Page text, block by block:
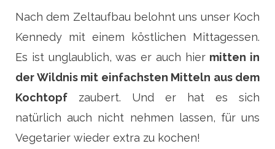
Nach dem Zeltaufbau belohnt uns unser Koch
Kennedy mit einem köstlichen Mittagessen.
Es ist unglaublich, was er auch hier mitten in
der Wildnis mit einfachsten Mitteln aus dem
Kochtopf zaubert. Und er hat es sich
natürlich auch nicht nehmen lassen, für uns
Vegetarier wieder extra zu kochen!